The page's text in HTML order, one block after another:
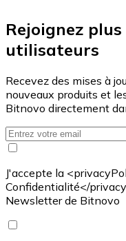
Rejoignez
utilisateurs
Recevez des mises à
nouveaux produits et
Bitnovo directement
J'accepte la
Confidentialité</
Newsletter de Bitnovo